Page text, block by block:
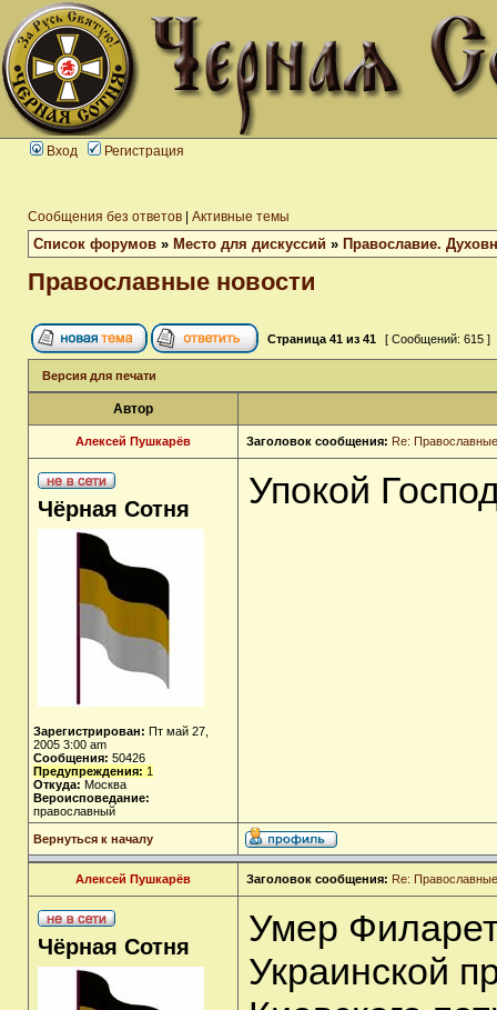
Вход Регистрация
Сообщения без ответов Активные темы
Список форумов » Место для дискуссий » Православие.
Православные новости
Страница 41 из 41 [ Сообщений: 615 ]
Версия для печати
Автор
Алексей Пушкарёв Заголовок сообщения: Re:
Чёрная Сотня
Зарегистрирован: Пт май 27,
2005 3:00 am
Сообщения: 50426
Предупреждения: 1
Откуда: Москва
Вероисповедание:
православный
Упокой
Вернуться к началу
Алексей Пушкарёв Заголовок сообщения: Re:
Чёрная Сотня
Умер
Украинской